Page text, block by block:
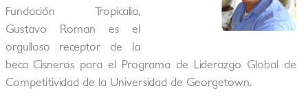
Fundación Tropicalia,
Gustavo Roman es el
orgulloso receptor de la
beca Cisneros para el Programa de Liderazgo Global de
Competitividad de la Universidad de Georgetown.